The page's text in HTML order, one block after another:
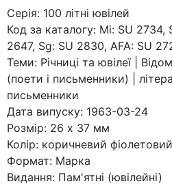
Серія: 100 літні ювілей
Код за каталогy: Mi: SU 2734,
2647, Sg: SU 2830, AFA: SU
Теми: Річниці та ювілеї |
(поети і письменники) |
письменники
Дата випуску: 1963-03-24
Розмір: 26 x 37 мм
Колір: коричневий
Формат: Марка
Видання: Пам'ятні (ювілейні)